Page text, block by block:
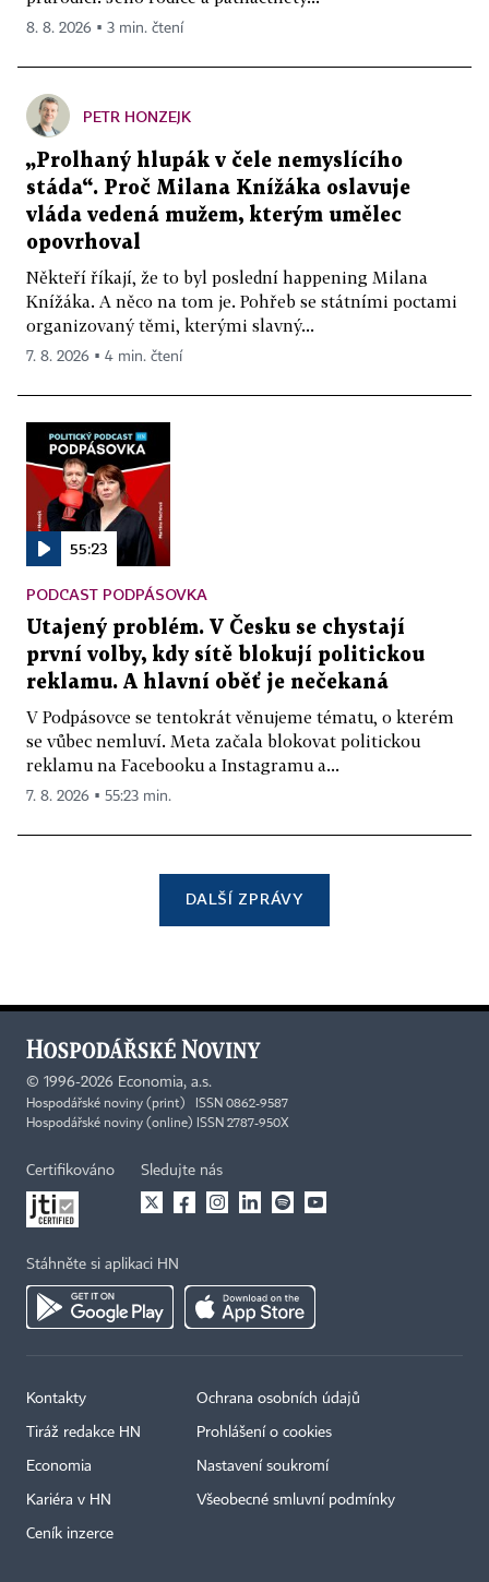
8. 8. 2026 ▪ 3 min. čtení
PETR HONZEJK
„Prolhaný hlupák v čele nemyslícího
stáda“. Proč Milana Knížáka oslavuje
vláda vedená mužem, kterým umělec
opovrhoval
Někteří říkají, že to byl poslední happening Milana
Knížáka. A něco na tom je. Pohřeb se státními poctami
organizovaný těmi, kterými slavný...
7. 8. 2026 ▪ 4 min. čtení
55:23
PODCAST PODPÁSOVKA
Utajený problém. V Česku se chystají
první volby, kdy sítě blokují politickou
reklamu. A hlavní oběť je nečekaná
V Podpásovce se tentokrát věnujeme tématu, o kterém
se vůbec nemluví. Meta začala blokovat politickou
reklamu na Facebooku a Instagramu a...
7. 8. 2026 ▪ 55:23 min.
DALŠÍ ZPRÁVY
© 1996-2026 Economia, a.s.
Hospodářské noviny (print) ISSN 0862-9587
Hospodářské noviny (online) ISSN 2787-950X
Certifikováno Sledujte nás
Stáhněte si aplikaci HN
Kontakty
Tiráž redakce HN
Economia
Kariéra v HN
Ceník inzerce
Ochrana osobních údajů
Prohlášení o cookies
Nastavení soukromí
Všeobecné smluvní podmínky